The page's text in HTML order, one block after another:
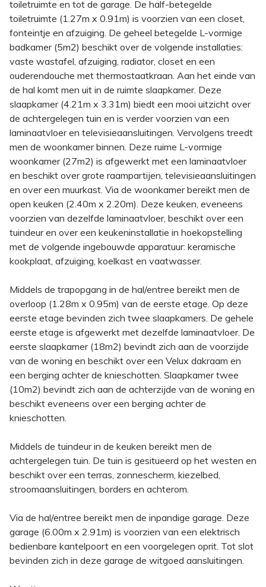
toiletruimte en tot de garage. De half-betegelde
toiletruimte (1.27m x 0.91m) is voorzien van een closet,
fonteintje en afzuiging. De geheel betegelde L-vormige
badkamer (5m2) beschikt over de volgende installaties:
vaste wastafel, afzuiging, radiator, closet en een
ouderendouche met thermostaatkraan. Aan het einde van
de hal komt men uit in de ruimte slaapkamer. Deze
slaapkamer (4.21m x 3.31m) biedt een mooi uitzicht over
de achtergelegen tuin en is verder voorzien van een
laminaatvloer en televisieaansluitingen. Vervolgens treedt
men de woonkamer binnen. Deze ruime L-vormige
woonkamer (27m2) is afgewerkt met een laminaatvloer
en beschikt over grote raampartijen, televisieaansluitingen
en over een muurkast. Via de woonkamer bereikt men de
open keuken (2.40m x 2.20m). Deze keuken, eveneens
voorzien van dezelfde laminaatvloer, beschikt over een
tuindeur en over een keukeninstallatie in hoekopstelling
met de volgende ingebouwde apparatuur: keramische
kookplaat, afzuiging, koelkast en vaatwasser.
Middels de trapopgang in de hal/entree bereikt men de
overloop (1.28m x 0.95m) van de eerste etage. Op deze
eerste etage bevinden zich twee slaapkamers. De gehele
eerste etage is afgewerkt met dezelfde laminaatvloer. De
eerste slaapkamer (18m2) bevindt zich aan de voorzijde
van de woning en beschikt over een Velux dakraam en
een berging achter de knieschotten. Slaapkamer twee
(10m2) bevindt zich aan de achterzijde van de woning en
beschikt eveneens over een berging achter de
knieschotten.
Middels de tuindeur in de keuken bereikt men de
achtergelegen tuin. De tuin is gesitueerd op het westen en
beschikt over een terras, zonnescherm, kiezelbed,
stroomaansluitingen, borders en achterom.
Via de hal/entree bereikt men de inpandige garage. Deze
garage (6.00m x 2.91m) is voorzien van een elektrisch
bedienbare kantelpoort en een voorgelegen oprit. Tot slot
bevinden zich in deze garage de witgoed aansluitingen.